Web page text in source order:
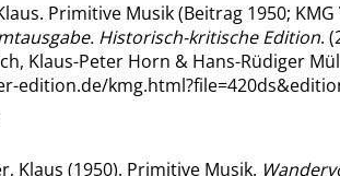
Primitive Musik (Beitrag 1950; KMG
Historisch-kritische Edition.
Klaus-Peter Horn & Hans-Rüdiger
edition.de/
Klaus (1950). Primitive Musik.